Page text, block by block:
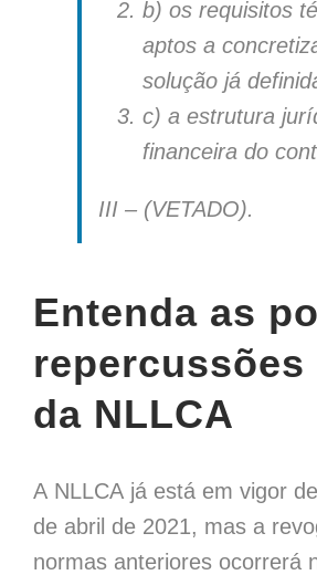
b) os requisitos
aptos a
solução já
c) a estrutura
financeira do
III – (VETADO).
Entenda as
repercussões
da NLLCA
A NLLCA já está em vigor
de abril de 2021, mas a
normas anteriores ocorrerá